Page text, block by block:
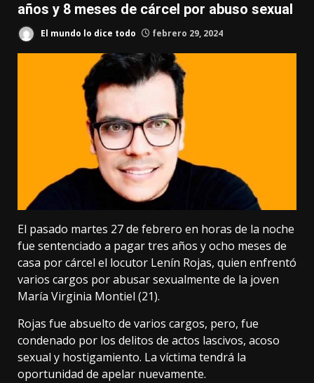
años y 8 meses de cárcel por abuso sexual
El mundo lo dice todo febrero 29, 2024
El pasado martes 27 de febrero en horas de la noche
fue sentenciado a pagar tres años y ocho meses de
casa por cárcel el locutor Lenín Rojas, quien enfrentó
varios cargos por abusar sexualmente de la joven
María Virginia Montiel (21).
Rojas fue absuelto de varios cargos, pero, fue
condenado por los delitos de actos lascivos, acoso
sexual y hostigamiento. La víctima tendrá la
oportunidad de apelar nuevamente.